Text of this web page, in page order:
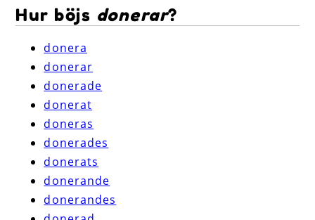
Hur böjs donerar?
donera
donerar
donerade
donerat
doneras
donerades
donerats
donerande
donerandes